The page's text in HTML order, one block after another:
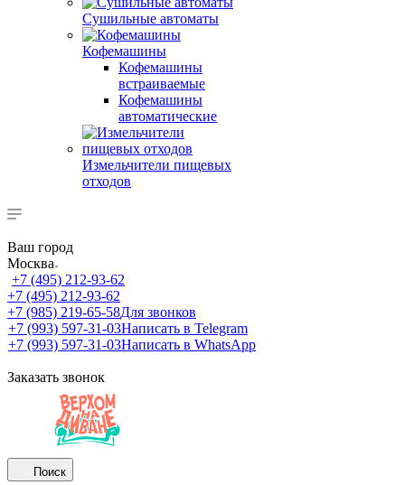
Сушильные автоматы
Кофемашины
Кофемашины
встраиваемые
Кофемашины
автоматические
Измельчители пищевых
отходов
Ваш город
Москва
+7 (495) 212-93-62
+7 (495) 212-93-62
+7 (985) 219-65-58Для звонков
+7 (993) 597-31-03Написать в Telegram
+7 (993) 597-31-03Написать в WhatsApp
Заказать звонок
Поиск